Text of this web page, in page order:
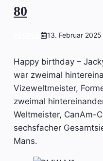
80
13. Februar 2025
Happy birthday –
war zweimal
Vizeweltmeister,
zweimal
Weltmeister, CanAm-
sechsfacher
Mans.